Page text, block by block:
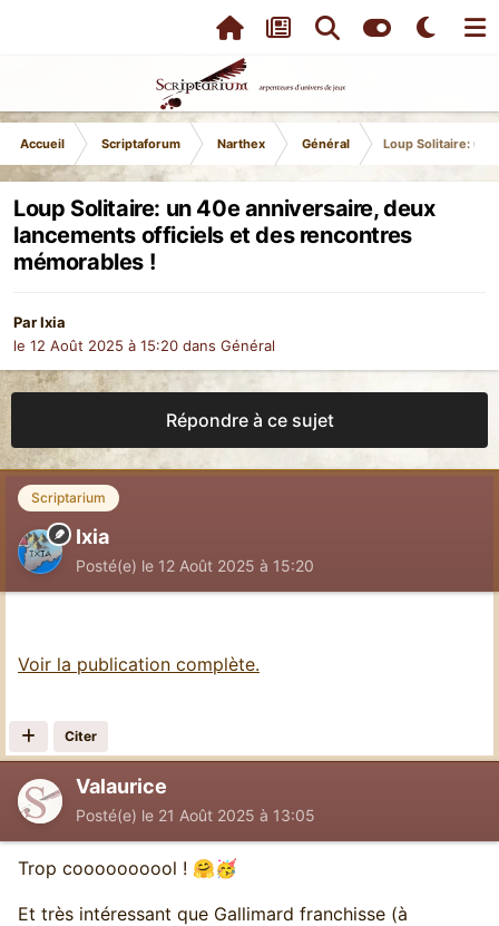
Accueil Scriptaforum Narthex Général Loup Solitaire: un
Loup Solitaire: un 40e anniversaire, deux
lancements officiels et des rencontres
mémorables !
ParIxia
le 12 Août 2025 à 15:20 dans Général
Répondre à ce sujet
Scriptarium
Ixia
Posté(e) le 12 Août 2025 à 15:20
Voir la publication complète.
Citer
Valaurice
Posté(e) le 21 Août 2025 à 13:05
Trop coooooooool ! 🤗🥳
Et très intéressant que Gallimard franchisse (à